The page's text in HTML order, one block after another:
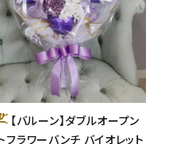
【バルーン】ダブルオープン
フラワーバンチ バイオレット